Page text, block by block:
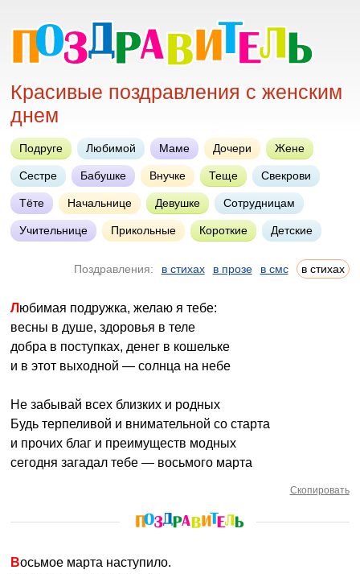
Красивые поздравления с женским
днем
Подруге Любимой Маме Дочери Жене
Сестре Бабушке Внучке Теще Свекрови
Тёте Начальнице Девушке Сотрудницам
Учительнице Прикольные Короткие Детские
Поздравления: в стихах в прозе в смс в стихах
Любимая подружка, желаю я тебе:
весны в душе, здоровья в теле
добра в поступках, денег в кошельке
и в этот выходной — солнца на небе
Не забывай всех близких и родных
Будь терпеливой и внимательной со старта
и прочих благ и преимуществ модных
сегодня загадал тебе — восьмого марта
Скопировать
Восьмое марта наступило.